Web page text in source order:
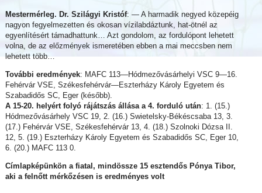
Mestermérleg. Dr. Szilágyi Kristóf: — A harmadik negyed közepéig
nagyon fegyelmezetten és okosan vízilabdáztunk, hat-ötnél az
egyenlítésért támadhattunk… Azt gondolom, az fordulópont lehetett
volna, de az előzmények ismeretében ebben a mai meccsben nem
lehetett több…
További eredmények: MAFC 113—Hódmezővásárhelyi VSC 9—16.
Fehérvár VSE, Székesfehérvár—Eszterházy Károly Egyetem és
Szabadidős SC, Eger (később).
A 15-20. helyért folyó rájátszás állása a 4. forduló után: 1. (15.)
Hódmezővásárhely VSC 19, 2. (16.) Swietelsky-Békéscsaba 13, 3.
(17.) Fehérvár VSE, Székesfehérvár 13, 4. (18.) Szolnoki Dózsa II.
12, 5. (19.) Eszterházy Károly Egyetem és Szabadidős SC, Eger 10,
6. (20.) MAFC 113 0.
Címlapképünkön a fiatal, mindössze 15 esztendős Pónya Tibor,
aki a felnőtt mérkőzésen is eredményes volt